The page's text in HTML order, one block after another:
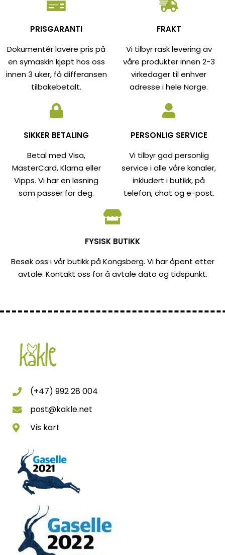
PRISGARANTI
Dokumentér lavere pris på
en symaskin kjøpt hos oss
innen 3 uker, få differansen
tilbakebetalt.
FRAKT
Vi tilbyr rask levering av
våre produkter innen 2-3
virkedager til enhver
adresse i hele Norge.
SIKKER BETALING
Betal med Visa,
MasterCard, Klarna eller
Vipps. Vi har en løsning
som passer for deg.
PERSONLIG SERVICE
Vi tilbyr god personlig
service i alle våre kanaler,
inkludert i butikk, på
telefon, chat og e-post.
FYSISK BUTIKK
Besøk oss i vår butikk på Kongsberg. Vi har åpent etter
avtale. Kontakt oss for å avtale dato og tidspunkt.
(+47) 992 28 004
post@kakle.net
Vis kart